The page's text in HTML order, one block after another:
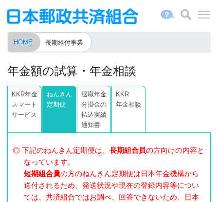
？
HOME 長期給付事業
年金額の試算・年金相談
KKR年金
スマート
サービス
ねんきん
定期便
退職年金
分掛金の
払込実績
通知書
KKR
年金相談
◎ 下記のねんきん定期便は、 長期組合員の方向けの内容と
なっています。
短期組合員の方のねんきん定期便は日本年金機構から
送付されるため、発送状況や現在の登録内容等につい
ては、共済組合ではお調べ、回答できないため、日本